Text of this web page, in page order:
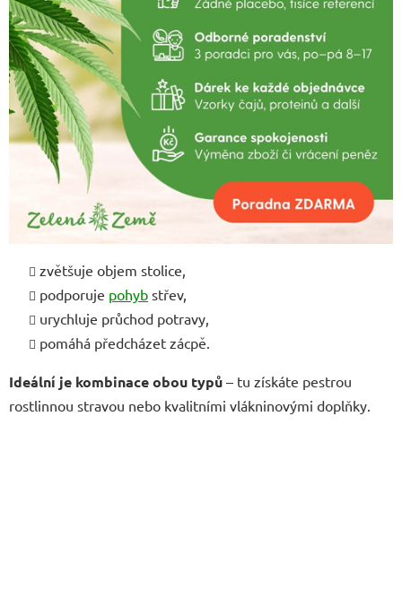
zvětšuje objem stolice,
podporuje pohyb střev,
urychluje průchod potravy,
pomáhá předcházet zácpě.
Ideální je kombinace obou typů – tu získáte pestrou
rostlinnou stravou nebo kvalitními vlákninovými doplňky.